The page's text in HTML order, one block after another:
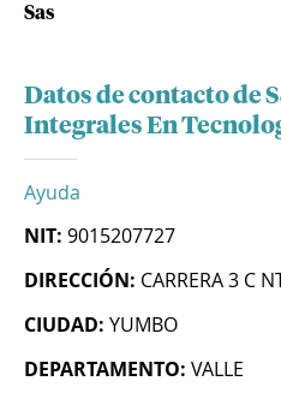
Sas
Datos de contacto de
Integrales En
Ayuda
NIT: 9015207727
DIRECCIÓN: CARRERA 3 C
CIUDAD: YUMBO
DEPARTAMENTO: VALLE